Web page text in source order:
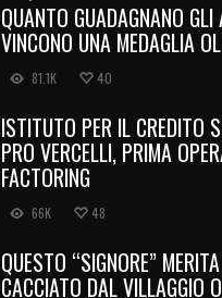
QUANTO GUADAGNANO GLI
VINCONO UNA MEDAGLIA
81.1K 40
ISTITUTO PER IL CREDITO
PRO VERCELLI, PRIMA
FACTORING
66K 48
QUESTO “SIGNORE”
CACCIATO DAL VILLAGGIO